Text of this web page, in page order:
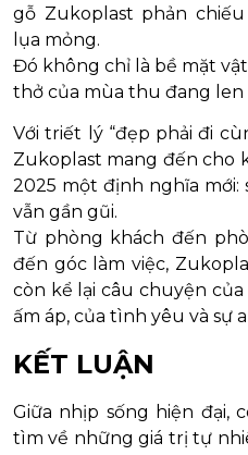
gỗ Zukoplast phản
lụa mỏng.
Đó không chỉ là bề mặt vật
thở của mùa thu đang
Với triết lý “đẹp phải đi
Zukoplast mang đến cho
2025 một định nghĩa
vẫn gần gũi.
Từ phòng khách đến
đến góc làm việc,
còn kể lại câu chuyện
ấm áp, của tình yêu và sự
KẾT LUẬN
Giữa nhịp sống hiện đại,
tìm về những giá trị tự